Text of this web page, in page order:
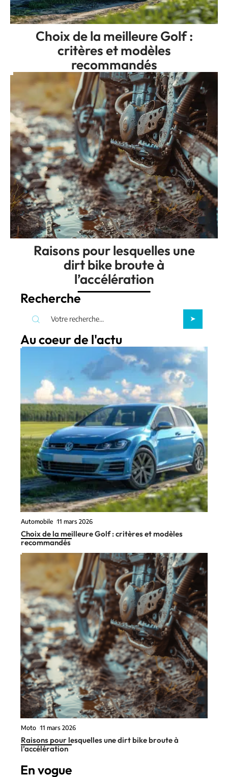
Choix de la meilleure Golf :
critères et modèles
recommandés
Raisons pour lesquelles une
dirt bike broute à
l’accélération
Recherche
Au coeur de l'actu
Automobile 11 mars 2026
Choix de la meilleure Golf : critères et modèles
recommandés
Moto 11 mars 2026
Raisons pour lesquelles une dirt bike broute à
l’accélération
En vogue